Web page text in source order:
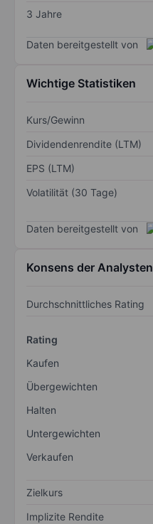
3 Jahre
Daten bereitgestellt von
Wichtige Statistiken
Kurs/Gewinn
Dividendenrendite (LTM)
EPS (LTM)
Volatilität (30 Tage)
Daten bereitgestellt von
Konsens der Analysten
Durchschnittliches Rating
Rating
Kaufen
Übergewichten
Halten
Untergewichten
Verkaufen
Zielkurs
Implizite Rendite